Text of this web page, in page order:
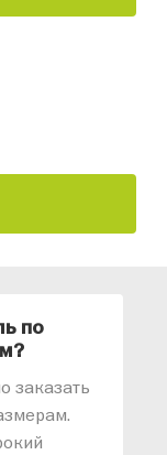
по
заказать